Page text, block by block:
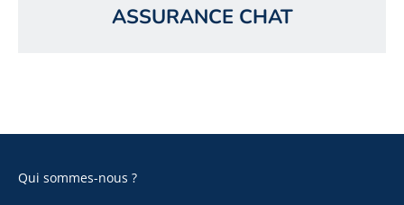
ASSURANCE CHAT
Qui sommes-nous ?